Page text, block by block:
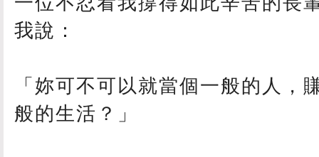
我說：
「妳可不可以就當個一般的人，
般的生活？」